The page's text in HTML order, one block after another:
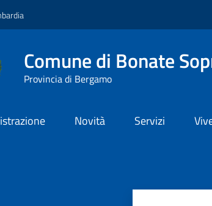
Comune di Bonate
Provincia di Bergamo
Novità Servizi